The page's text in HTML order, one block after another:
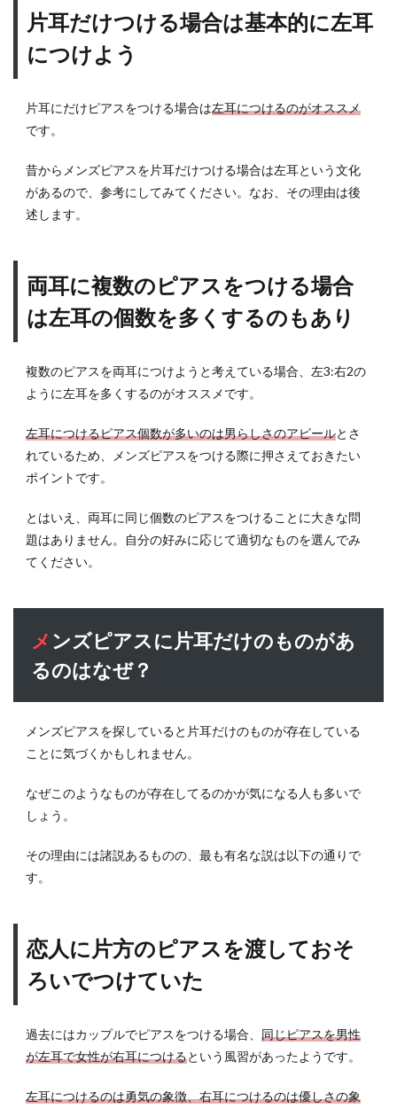
片耳だけつける場合は基本的に左耳
につけよう
片耳にだけピアスをつける場合は左耳につけるのがオススメ
です。
昔からメンズピアスを片耳だけつける場合は左耳という文化
があるので、参考にしてみてください。なお、その理由は後
述します。
両耳に複数のピアスをつける場合
は左耳の個数を多くするのもあり
複数のピアスを両耳につけようと考えている場合、左3:右2の
ように左耳を多くするのがオススメです。
左耳につけるピアス個数が多いのは男らしさのアピールとさ
れているため、メンズピアスをつける際に押さえておきたい
ポイントです。
とはいえ、両耳に同じ個数のピアスをつけることに大きな問
題はありません。自分の好みに応じて適切なものを選んでみ
てください。
メンズピアスに片耳だけのものがあ
るのはなぜ？
メンズピアスを探していると片耳だけのものが存在している
ことに気づくかもしれません。
なぜこのようなものが存在してるのかが気になる人も多いで
しょう。
その理由には諸説あるものの、最も有名な説は以下の通りで
す。
恋人に片方のピアスを渡しておそ
ろいでつけていた
過去にはカップルでピアスをつける場合、 同じピアスを男性
が左耳で女性が右耳につけるという風習があったようです。
左耳につけるのは勇気の象徴、右耳につけるのは優しさの象